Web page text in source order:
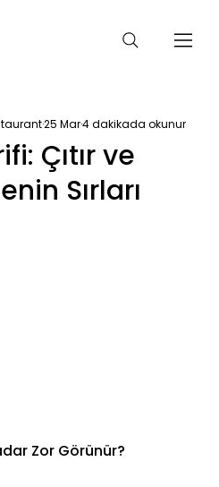
Çıtır ve
Sırları
25 Mar4 dakikada okunur
Zor Görünür?